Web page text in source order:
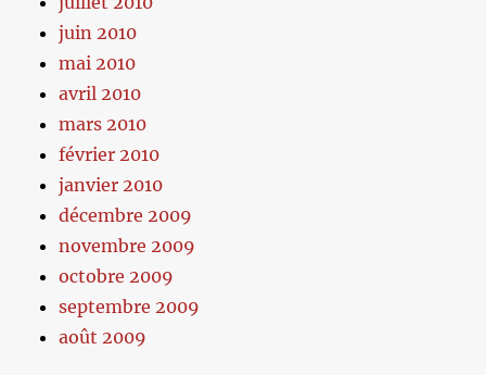
juin 2010
mai 2010
avril 2010
mars 2010
février 2010
janvier 2010
décembre 2009
novembre 2009
octobre 2009
septembre 2009
août 2009